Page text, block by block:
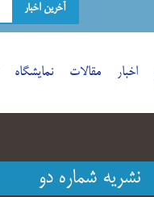
آخرین اخبار
اخبار مقالات نمایشگاه
نشریه شماره دو